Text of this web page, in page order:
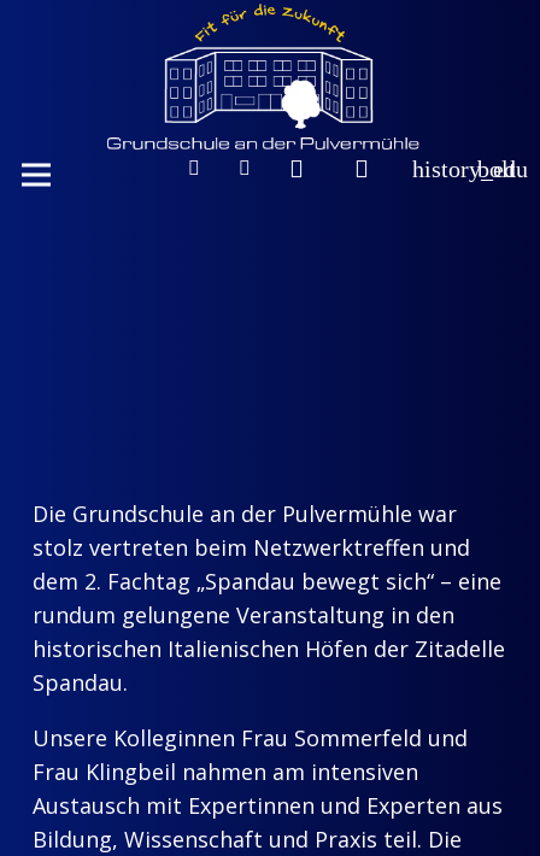
history_edu
bolt
Die Grundschule an der Pulvermühle war
stolz vertreten beim Netzwerktreffen und
dem 2. Fachtag „Spandau bewegt sich“ – eine
rundum gelungene Veranstaltung in den
historischen Italienischen Höfen der Zitadelle
Spandau.
Unsere Kolleginnen Frau Sommerfeld und
Frau Klingbeil nahmen am intensiven
Austausch mit Expertinnen und Experten aus
Bildung, Wissenschaft und Praxis teil. Die